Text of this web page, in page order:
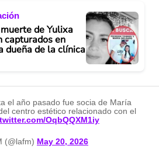
de Yulixa
capturados en
dueña de la clínica
el año pasado fue socia de María
centro estético relacionado con el
OqbQQXM1iy
(@lafm) May 20, 2026